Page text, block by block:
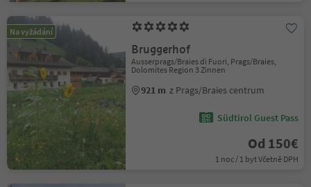
Na vyžádání
Bruggerhof
Ausserprags/Braies di Fuori, Prags/Braies,
Dolomites Region 3 Zinnen
921 m z Prags/Braies centrum
Südtirol Guest Pass
Od 150€
1 noc / 1 byt Včetně DPH